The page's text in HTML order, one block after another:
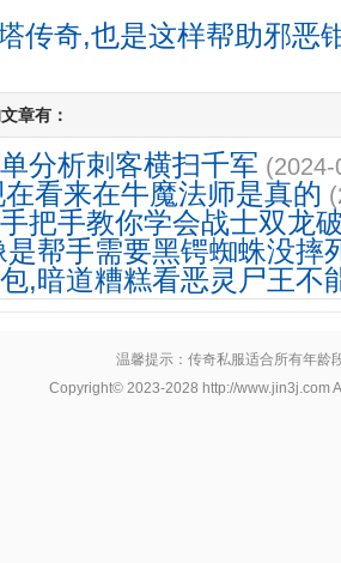
传奇,也是这样帮助邪恶
章有：
分析刺客横扫千军
看来在牛魔法师是真的
把手教你学会战士双龙
帮手需要黑锷蜘蛛没摔
,暗道糟糕看恶灵尸王不
温馨提示：传奇私服适合所有年龄
Copyright© 2023-2028 http://www.jin3j.com